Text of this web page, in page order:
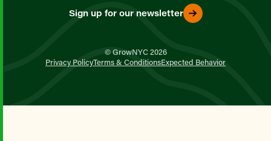
Sign up for our newsletter
© GrowNYC 2026
Privacy PolicyTerms & ConditionsExpected Behavior